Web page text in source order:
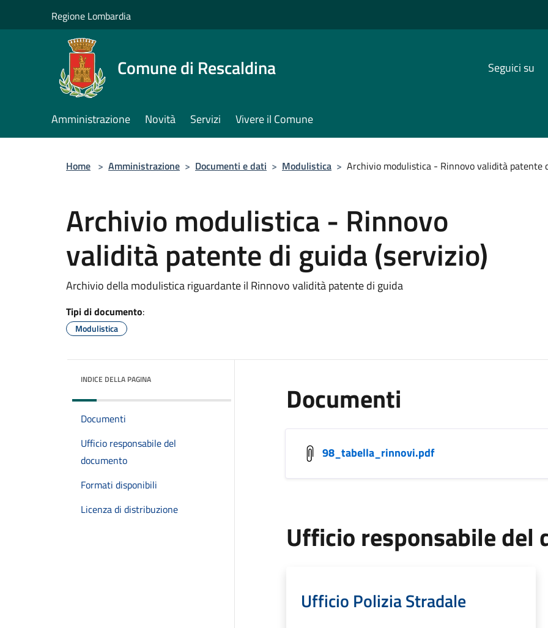
Regione Lombardia
Comune di Rescaldina Seguici su
Amministrazione Novità Servizi Vivere il Comune
Home > Amministrazione > Documenti e dati > Modulistica > Archivio modulistica - Rinnovo validità patente
Archivio modulistica - Rinnovo
validità patente di guida (servizio)
Archivio della modulistica riguardante il Rinnovo validità patente di guida
Tipi di documento:
Modulistica
INDICE DELLA PAGINA
Documenti
Ufficio responsabile del
documento
Formati disponibili
Licenza di distribuzione
Documenti
98_tabella_rinnovi.pdf
Ufficio responsabile del
Ufficio Polizia Stradale